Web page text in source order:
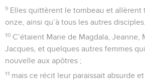
9 Elles quittèrent le tombeau et allèrent
onze, ainsi qu’à tous les autres disciples.
10 C’étaient Marie de Magdala, Jeanne,
Jacques, et quelques autres femmes
nouvelle aux apôtres ;
11 mais ce récit leur paraissait absurde